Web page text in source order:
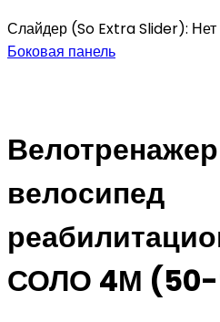
Слайдер (So Extra Slider): Нет
Боковая панель
велосипед
СОЛО 4М (50-